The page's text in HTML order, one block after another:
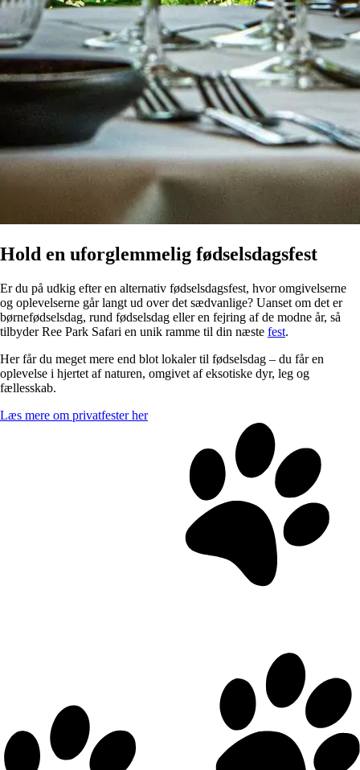
Hold en uforglemmelig fødselsdagsfest
Er du på udkig efter en alternativ fødselsdagsfest, hvor omgivelserne
og oplevelserne går langt ud over det sædvanlige? Uanset om det er
børnefødselsdag, rund fødselsdag eller en fejring af de modne år, så
tilbyder Ree Park Safari en unik ramme til din næste fest.
Her får du meget mere end blot lokaler til fødselsdag – du får en
oplevelse i hjertet af naturen, omgivet af eksotiske dyr, leg og
fællesskab.
Læs mere om privatfester her